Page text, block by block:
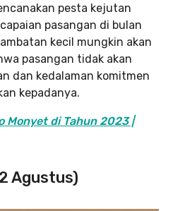
pesta kejutan
pasangan di bulan
kecil mungkin akan
pasangan tidak akan
dan kedalaman komitmen
kepadanya.
Monyet di Tahun 2023 |
Agustus)